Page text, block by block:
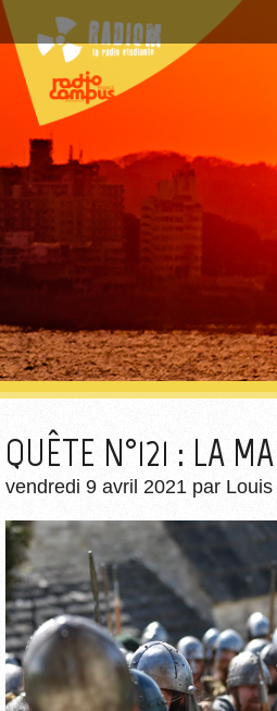
QUÊTE N°121 : LA
vendredi 9 avril 2021 par Louis